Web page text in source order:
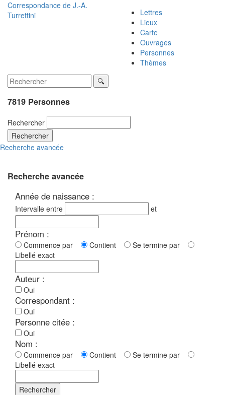
Correspondance de J.-A.
Turrettini
Lettres
Lieux
Carte
Ouvrages
Personnes
Thèmes
7819 Personnes
Rechercher
Rechercher
Recherche avancée
Recherche avancée
Année de naissance :
Intervalle entre et
Prénom :
Commence par Contient
Se termine par
Libellé exact
Auteur :
Oui
Correspondant :
Oui
Personne citée :
Oui
Nom :
Commence par Contient
Se termine par
Libellé exact
Rechercher